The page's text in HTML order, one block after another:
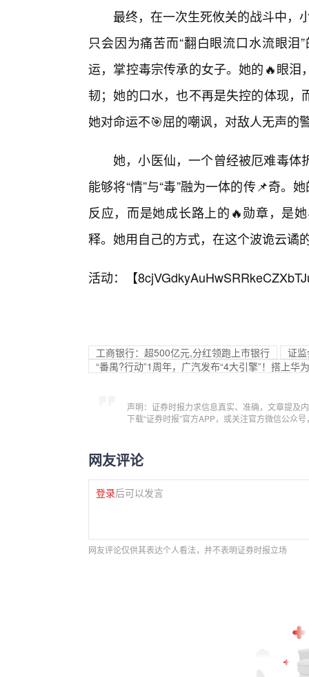
最终，在一次生死攸关的战斗中，
只会因为痛苦而“翻白眼流口水流眼
运，掌控毒宗传承的女子。她的🔥眼
韧；她的口水，也不再是失控的体现
她对命运不🎯屈的嘲讽，对敌人无声的
她，小医仙，一个曾经被厄难毒体
能够将“情”与“毒”融为一体的传📌奇。
反应，而是她成长路上的🔥勋章，是
释。她用自己的方式，在这个波诡云谲
活动：【
工商银行：超500亿元,分红领跑上市银行
证
“番禺?行动”1周年，广汽发布“4大引擎”！搭上华
声明：证券时报力求信息真实、准确，文章提及
下载“证券时报”官方APP，或关注官方微信公众
网友评论
登录后可以发言
网友评论仅供其表达个人看法，并不表明证券时报立场